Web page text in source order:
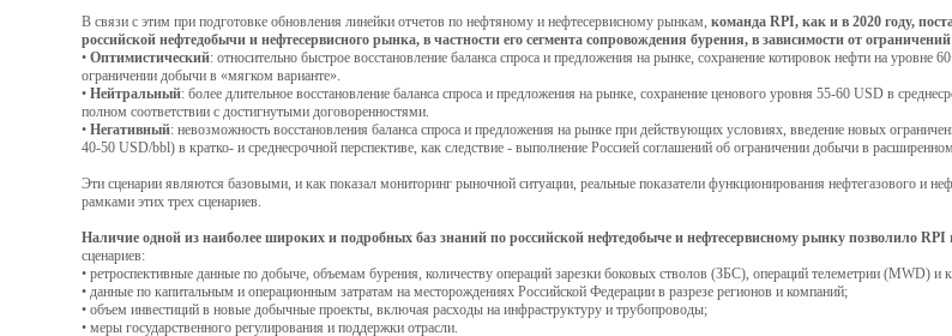
В связи с этим при подготовке обновления линейки отчетов по нефтяному и нефтесервисному рынкам, команда RPI, как и в 2020 году,
российской нефтедобычи и нефтесервисного рынка, в частности его сегмента сопровождения бурения, в зависимости от
• Оптимистический: относительно быстрое восстановление баланса спроса и предложения на рынке, сохранение котировок нефти на
ограничении добычи в «мягком варианте».
• Нейтральный: более длительное восстановление баланса спроса и предложения на рынке, сохранение ценового уровня 55-60 USD в
полном соответствии с достигнутыми договоренностями.
• Негативный: невозможность восстановления баланса спроса и предложения на рынке при действующих условиях, введение новых
40-50 USD/bbl) в кратко- и среднесрочной перспективе, как следствие - выполнение Россией соглашений об ограничении добычи в
Эти сценарии являются базовыми, и как показал мониторинг рыночной ситуации, реальные показатели функционирования нефтегазового и
рамками этих трех сценариев.
Наличие одной из наиболее широких и подробных баз знаний по российской нефтедобыче и нефтесервисному рынку позволило RPI
сценариев:
• ретроспективные данные по добыче, объемам бурения, количеству операций зарезки боковых стволов (ЗБС), операций телеметрии (MWD)
• данные по капитальным и операционным затратам на месторождениях Российской Федерации в разрезе регионов и компаний;
• объем инвестиций в новые добычные проекты, включая расходы на инфраструктуру и трубопроводы;
• меры государственного регулирования и поддержки отрасли.